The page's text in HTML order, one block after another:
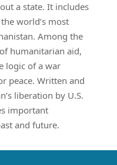
a state. It includes
world’s most
Among the
humanitarian aid,
logic of a war
peace. Written and
liberation by U.S.
important
and future.